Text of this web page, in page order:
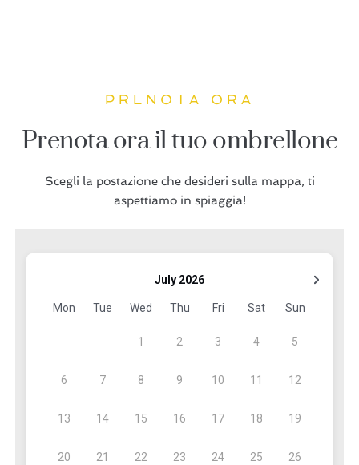
PRENOTA ORA
Prenota ora il tuo ombrellone
Scegli la postazione che desideri sulla mappa, ti
aspettiamo in spiaggia!